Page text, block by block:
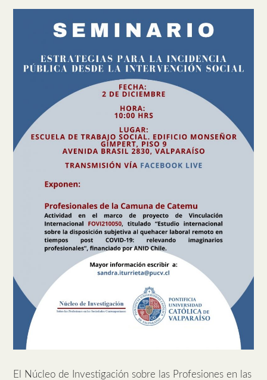
El Núcleo de Investigación sobre las Profesiones en las